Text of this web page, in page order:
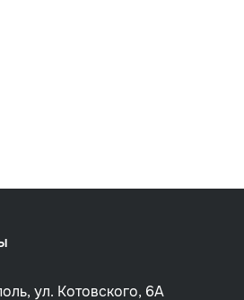
ул. Котовского, 6А